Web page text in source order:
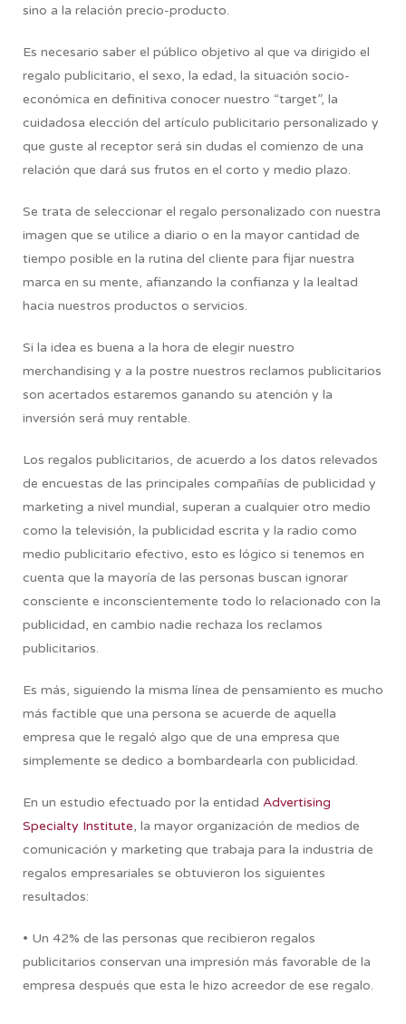
sino a la relación precio-producto.
Es necesario saber el público objetivo al que va dirigido el
regalo publicitario, el sexo, la edad, la situación socio-
económica en definitiva conocer nuestro “target”, la
cuidadosa elección del artículo publicitario personalizado y
que guste al receptor será sin dudas el comienzo de una
relación que dará sus frutos en el corto y medio plazo.
Se trata de seleccionar el regalo personalizado con nuestra
imagen que se utilice a diario o en la mayor cantidad de
tiempo posible en la rutina del cliente para fijar nuestra
marca en su mente, afianzando la confianza y la lealtad
hacia nuestros productos o servicios.
Si la idea es buena a la hora de elegir nuestro
merchandising y a la postre nuestros reclamos publicitarios
son acertados estaremos ganando su atención y la
inversión será muy rentable.
Los regalos publicitarios, de acuerdo a los datos relevados
de encuestas de las principales compañías de publicidad y
marketing a nivel mundial, superan a cualquier otro medio
como la televisión, la publicidad escrita y la radio como
medio publicitario efectivo, esto es lógico si tenemos en
cuenta que la mayoría de las personas buscan ignorar
consciente e inconscientemente todo lo relacionado con la
publicidad, en cambio nadie rechaza los reclamos
publicitarios.
Es más, siguiendo la misma línea de pensamiento es mucho
más factible que una persona se acuerde de aquella
empresa que le regaló algo que de una empresa que
simplemente se dedico a bombardearla con publicidad.
En un estudio efectuado por la entidad Advertising
Specialty Institute, la mayor organización de medios de
comunicación y marketing que trabaja para la industria de
regalos empresariales se obtuvieron los siguientes
resultados:
• Un 42% de las personas que recibieron regalos
publicitarios conservan una impresión más favorable de la
empresa después que esta le hizo acreedor de ese regalo.